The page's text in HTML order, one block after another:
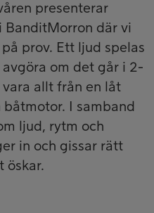
presenterar
BanditMorron där vi
prov. Ett ljud spelas
om det går i 2-
allt från en låt
I samband
ljud, rytm och
in och gissar rätt
öskar.